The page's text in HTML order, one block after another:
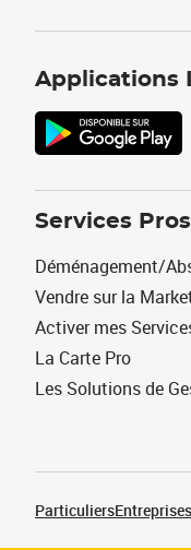
Applications
Services Pros
Déménagement/
Vendre sur la
Activer mes
La Carte Pro
Les Solutions de
Particuliers